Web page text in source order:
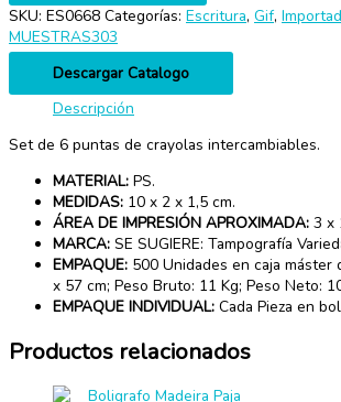
SKU: ES0668 Categorías: Escritura, Gif,
MUESTRAS303
Descargar Catalogo
Descripción
Set de 6 puntas de crayolas intercambiables.
MATERIAL: PS.
MEDIDAS: 10 x 2 x 1,5 cm.
ÁREA DE IMPRESIÓN APROXIMADA: 3 x
MARCA: SE SUGIERE: Tampografía
EMPAQUE: 500 Unidades en caja máster
x 57 cm; Peso Bruto: 11 Kg; Peso Neto:
EMPAQUE INDIVIDUAL: Cada Pieza en
Productos relacionados